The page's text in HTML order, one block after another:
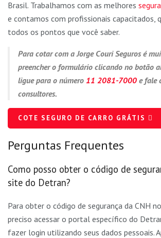
Brasil. Trabalhamos com as melhores
e contamos com profissionais capacitados,
todos os pontos que você saber.
Para cotar com a Jorge Couri Seguros é
preencher o formulário clicando no botão
ligue para o número 11 2081-7000 e fale
consultores.
COTE SEGURO DE CARRO GRÁTIS
Perguntas Frequentes
Como posso obter o código de
site do Detran?
Para obter o código de segurança da CNH
preciso acessar o portal específico do
fazer login utilizando seus dados pessoais.